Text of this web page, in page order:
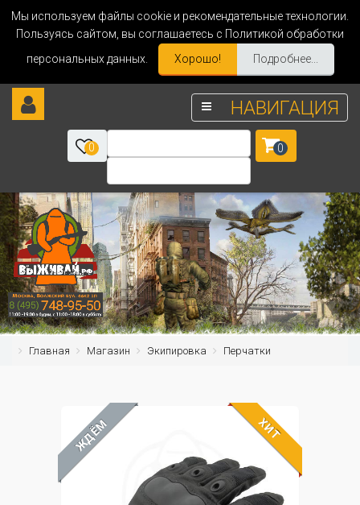
Мы используем файлы cookie и рекомендательные технологии.
Пользуясь сайтом, вы соглашаетесь с Политикой обработки
персональных данных.
Хорошо! Подробнее...
НАВИГАЦИЯ
0 0
Главная Магазин Экипировка Перчатки
ЖДЁМ ХИТ